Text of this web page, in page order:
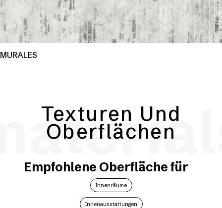
MURALES
Texturen Und
Oberflächen
Empfohlene Oberfläche für
Innenräume
Innenausstattungen